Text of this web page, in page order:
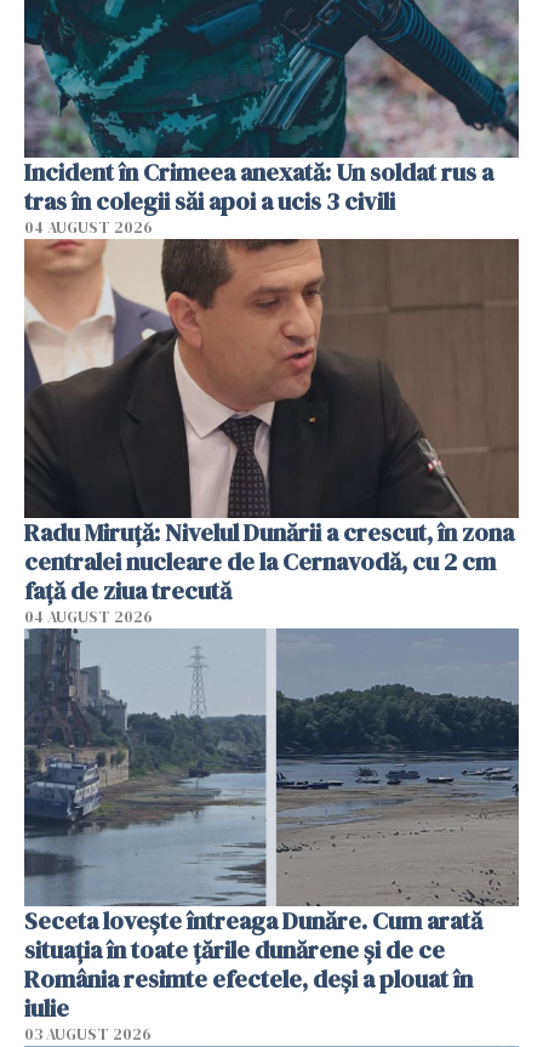
Incident în Crimeea anexată: Un soldat rus a
tras în colegii săi apoi a ucis 3 civili
04 AUGUST 2026
Radu Miruţă: Nivelul Dunării a crescut, în zona
centralei nucleare de la Cernavodă, cu 2 cm
faţă de ziua trecută
04 AUGUST 2026
Seceta lovește întreaga Dunăre. Cum arată
situația în toate țările dunărene și de ce
România resimte efectele, deși a plouat în
iulie
03 AUGUST 2026